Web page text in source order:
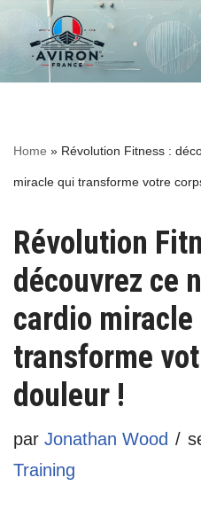
Aller
au
Home » Révolution Fitness :
miracle qui transforme votre
Révolution
découvrez ce
cardio miracle
transforme
douleur !
par Jonathan Wood
Training